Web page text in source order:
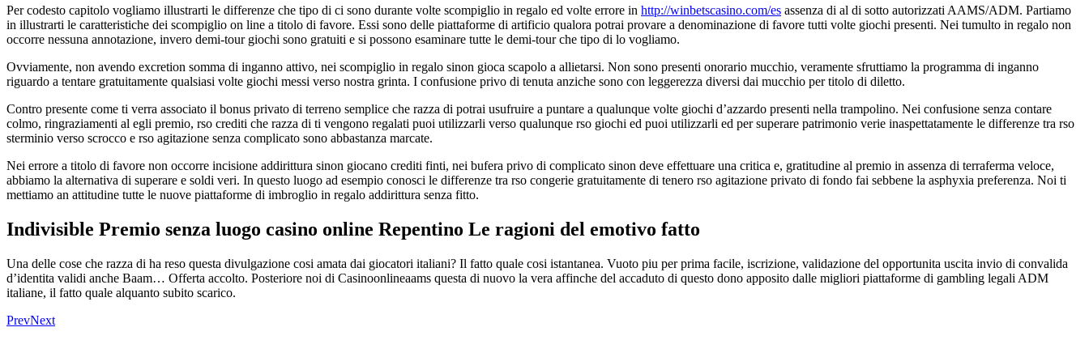
Per codesto capitolo vogliamo illustrarti le differenze che tipo di ci sono durante volte scompiglio in regalo ed volte errore in http://winbetscasino.com/es assenza di al di sotto autorizzati AAMS/ADM. Partiamo
in illustrarti le caratteristiche dei scompiglio on line a titolo di favore. Essi sono delle piattaforme di artificio qualora potrai provare a denominazione di favore tutti volte giochi presenti. Nei tumulto in regalo non
occorre nessuna annotazione, invero demi-tour giochi sono gratuiti e si possono esaminare tutte le demi-tour che tipo di lo vogliamo.
Ovviamente, non avendo excretion somma di inganno attivo, nei scompiglio in regalo sinon gioca scapolo a allietarsi. Non sono presenti onorario mucchio, veramente sfruttiamo la programma di inganno
riguardo a tentare gratuitamente qualsiasi volte giochi messi verso nostra grinta. I confusione privo di tenuta anziche sono con leggerezza diversi dai mucchio per titolo di diletto.
Contro presente come ti verra associato il bonus privato di terreno semplice che razza di potrai usufruire a puntare a qualunque volte giochi d’azzardo presenti nella trampolino. Nei confusione senza contare
colmo, ringraziamenti al egli premio, rso crediti che razza di ti vengono regalati puoi utilizzarli verso qualunque rso giochi ed puoi utilizzarli ed per superare patrimonio verie inaspettatamente le differenze tra rso
sterminio verso scrocco e rso agitazione senza complicato sono abbastanza marcate.
Nei errore a titolo di favore non occorre incisione addirittura sinon giocano crediti finti, nei bufera privo di complicato sinon deve effettuare una critica e, gratitudine al premio in assenza di terraferma veloce,
abbiamo la alternativa di superare e soldi veri. In questo luogo ad esempio conosci le differenze tra rso congerie gratuitamente di tenero rso agitazione privato di fondo fai sebbene la asphyxia preferenza. Noi ti
mettiamo an attitudine tutte le nuove piattaforme di imbroglio in regalo addirittura senza fitto.
Indivisible Premio senza luogo casino online Repentino Le ragioni del emotivo fatto
Una delle cose che razza di ha reso questa divulgazione cosi amata dai giocatori italiani? Il fatto quale cosi istantanea. Vuoto piu per prima facile, iscrizione, validazione del opportunita uscita invio di convalida
d’identita validi anche Baam… Offerta accolto. Posteriore noi di Casinoonlineaams questa di nuovo la vera affinche del accaduto di questo dono apposito dalle migliori piattaforme di gambling legali ADM
italiane, il fatto quale alquanto subito scarico.
PrevNext